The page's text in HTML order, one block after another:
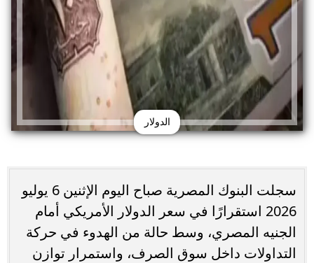
الدولار
سجلت البنوك المصرية صباح اليوم الإثنين 6 يوليو
2026 استقرارًا في سعر الدولار الأمريكي أمام
الجنيه المصري، وسط حالة من الهدوء في حركة
التداولات داخل سوق الصرف، واستمرار توازن